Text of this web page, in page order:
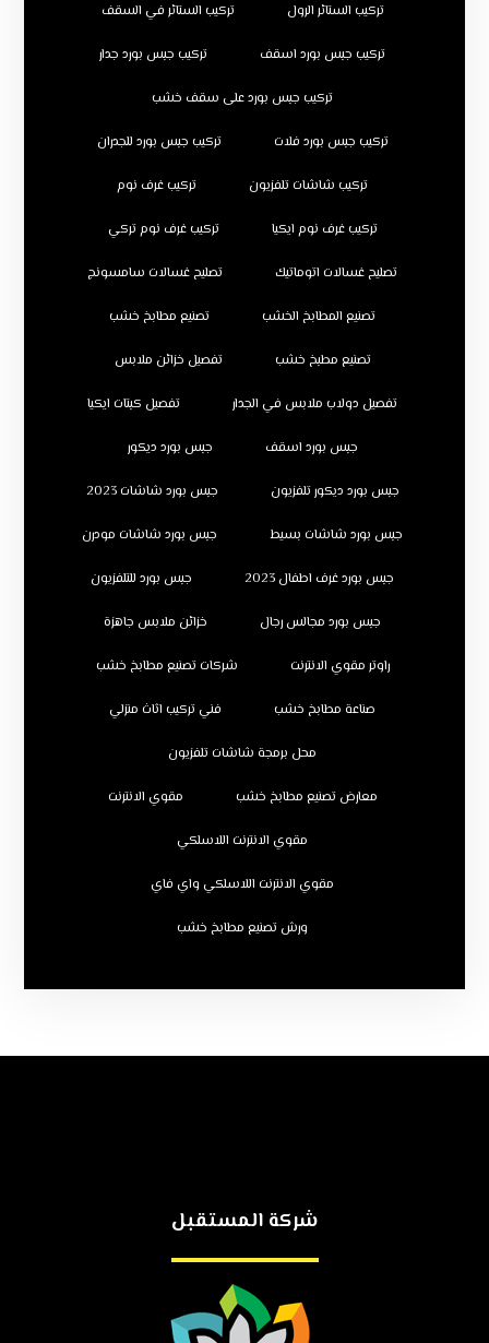
تركيب الستائر الرول تركيب الستائر في السقف
تركيب جبس بورد اسقف تركيب جبس بورد جدار
تركيب جبس بورد على سقف خشب
تركيب جبس بورد فلات تركيب جبس بورد للجدران
تركيب شاشات تلفزيون تركيب غرف نوم
تركيب غرف نوم ايكيا تركيب غرف نوم تركي
تصليح غسالات اتوماتيك تصليح غسالات سامسونج
تصنيع المطابخ الخشب تصنيع مطابخ خشب
تصنيع مطبخ خشب تفصيل خزائن ملابس
تفصيل دولاب ملابس في الجدار تفصيل كبتات ايكيا
جبس بورد اسقف جبس بورد ديكور
جبس بورد ديكور تلفزيون جبس بورد شاشات 2023
جبس بورد شاشات بسيط جبس بورد شاشات مودرن
جبس بورد غرف اطفال 2023 جبس بورد للتلفزيون
جبس بورد مجالس رجال خزائن ملابس جاهزة
راوتر مقوي الانترنت شركات تصنيع مطابخ خشب
صناعة مطابخ خشب فني تركيب اثاث منزلي
محل برمجة شاشات تلفزيون
معارض تصنيع مطابخ خشب مقوي الانترنت
مقوي الانترنت اللاسلكي
مقوي الانترنت اللاسلكي واي فاي
ورش تصنيع مطابخ خشب
شركة المستقبل